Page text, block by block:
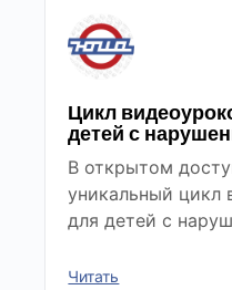
Цикл
детей с
В открытом
уникальный
для детей с
Читать